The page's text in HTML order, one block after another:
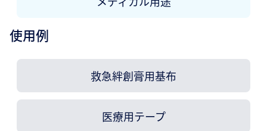
使用例
救急絆創膏用基布
医療用テープ